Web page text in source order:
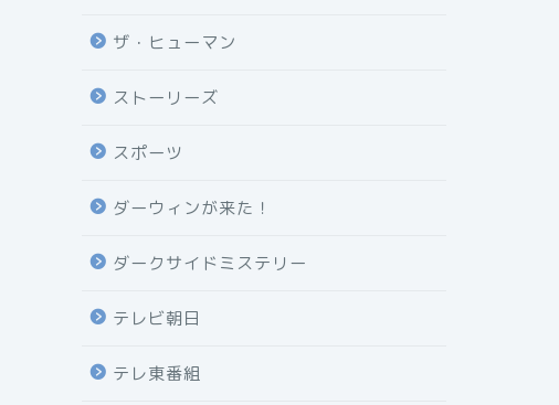
ザ・ヒューマン
ストーリーズ
スポーツ
ダーウィンが来た！
ダークサイドミステリー
テレビ朝日
テレ東番組